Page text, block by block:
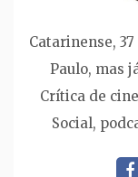
Catarinense,
Paulo, mas
Crítica de
Social,